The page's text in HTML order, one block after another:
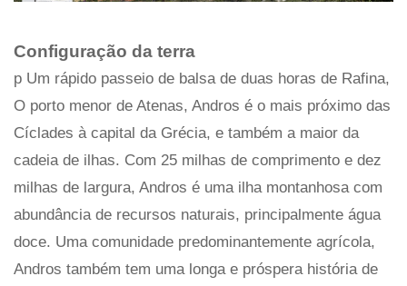
Configuração da terra
p Um rápido passeio de balsa de duas horas de Rafina,
O porto menor de Atenas, Andros é o mais próximo das
Cíclades à capital da Grécia, e também a maior da
cadeia de ilhas. Com 25 milhas de comprimento e dez
milhas de largura, Andros é uma ilha montanhosa com
abundância de recursos naturais, principalmente água
doce. Uma comunidade predominantemente agrícola,
Andros também tem uma longa e próspera história de